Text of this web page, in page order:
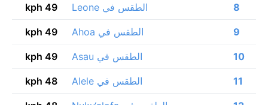
8 الطقس في Leone 49 kph
9 الطقس في Ahoa 49 kph
10 الطقس في Asau 49 kph
11 الطقس في Alele 48 kph